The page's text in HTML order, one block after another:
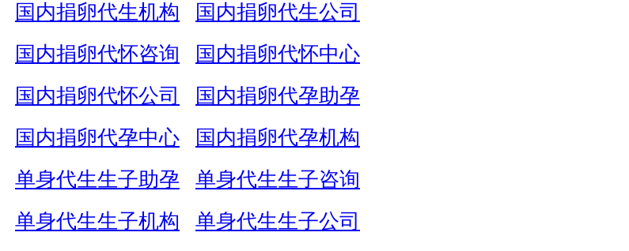
国内捐卵代生机构
国内捐卵代生公司
国内捐卵代怀咨询
国内捐卵代怀中心
国内捐卵代怀公司
国内捐卵代孕助孕
国内捐卵代孕中心
国内捐卵代孕机构
单身代生生子助孕
单身代生生子咨询
单身代生生子机构
单身代生生子公司